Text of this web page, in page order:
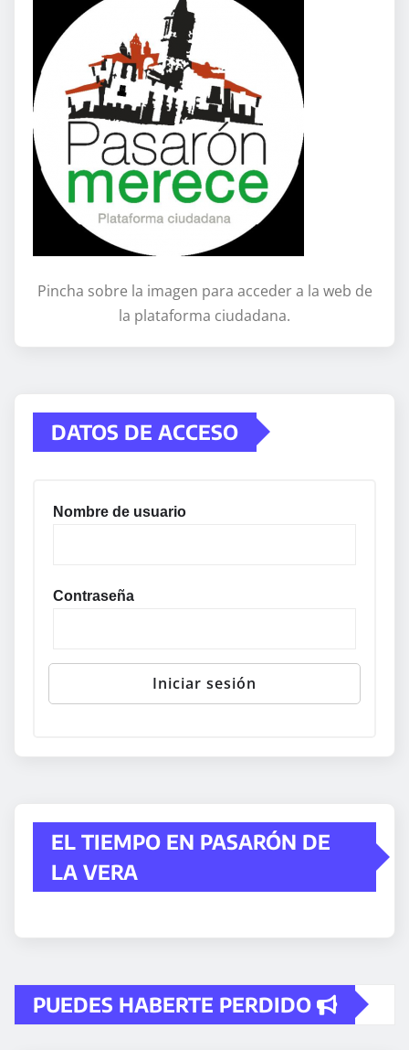
Pincha sobre la imagen para acceder a la web de
la plataforma ciudadana.
DATOS DE ACCESO
Nombre de usuario
Contraseña
EL TIEMPO EN PASARÓN DE
LA VERA
PUEDES HABERTE PERDIDO